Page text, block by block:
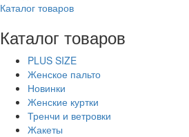
Каталог товаров
Каталог товаров
PLUS SIZE
Женское пальто
Новинки
Женские куртки
Тренчи и ветровки
Жакеты